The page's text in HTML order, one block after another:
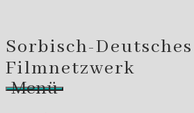
Sorbisch-Deutsches
Filmnetzwerk
Menü